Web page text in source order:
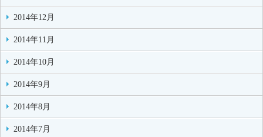
2014年12月
2014年11月
2014年10月
2014年9月
2014年8月
2014年7月